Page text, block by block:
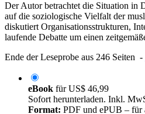
Der Autor betrachtet die Situation in
auf die soziologische Vielfalt der
diskutiert Organisationsstrukturen,
laufende Debatte um einen
Ende der Leseprobe aus 246 Seiten -
eBook fürUS$ 46,99
Sofort herunterladen. Inkl.
Format: PDF und ePUB – für